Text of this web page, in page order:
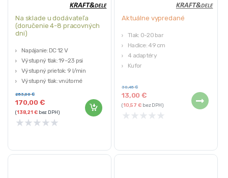
Na sklade u dodávateľa
(doručenie 4-8 pracovných
dni)
Napájanie: DC 12 V
Výstupný tlak: 19–23 psi
Výstupný prietok: 9 l/min
Výstupný tlak: vnútorné
vzduchové čerpadlo
Objem oleja: 30 ml
170,00€
253,00€
(138,21€bez DPH)
★★★★★
Aktuálne vypredané
Tlak: 0-20 bar
Hadice: 49 cm
4 adaptéry
Kufor
13,00€
30,45€
(10,57€bez DPH)
★ ★ ★ ★ ★